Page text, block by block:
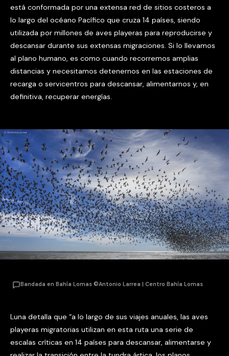
está conformada por una extensa red de sitios costeros a
lo largo del océano Pacífico que cruza 14 países, siendo
utilizada por millones de aves playeras para reproducirse y
descansar durante sus extensas migraciones. Si lo llevamos
al plano humano, es como cuando recorremos amplias
distancias y necesitamos detenernos en las estaciones de
recarga o servicentros para descansar, alimentarnos y, en
definitiva, recuperar energías.
Bandada en Bahía Lomas ©Antonio Larrea | Centro Bahía Lomas
Luna detalla que “a lo largo de sus viajes anuales, las aves
playeras migratorias utilizan en esta ruta una serie de
escalas críticas en 14 países para descansar, alimentarse y